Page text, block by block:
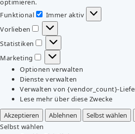
optimieren.
Funktional
Funktional
Immer aktiv
Vorlieben
Vorlieben
Statistiken
Statistiken
Marketing
Marketing
Optionen verwalten
Dienste verwalten
Verwalten von {vendor_count}-
Lese mehr über diese Zwecke
Akzeptieren
Ablehnen Selbst wählen
Selbst wählen